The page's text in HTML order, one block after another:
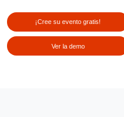
¡Cree su evento gratis!
Ver la demo